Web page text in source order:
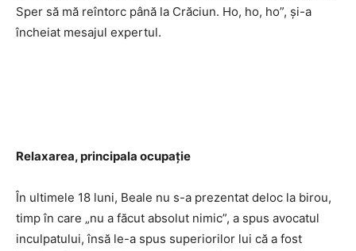
Sper să mă reîntorc până la Crăciun. Ho, ho, ho”, şi-a
încheiat mesajul expertul.
Relaxarea, principala ocupaţie
În ultimele 18 luni, Beale nu s-a prezentat deloc la birou,
timp în care „nu a făcut absolut nimic”, a spus avocatul
inculpatului, însă le-a spus superiorilor lui că a fost